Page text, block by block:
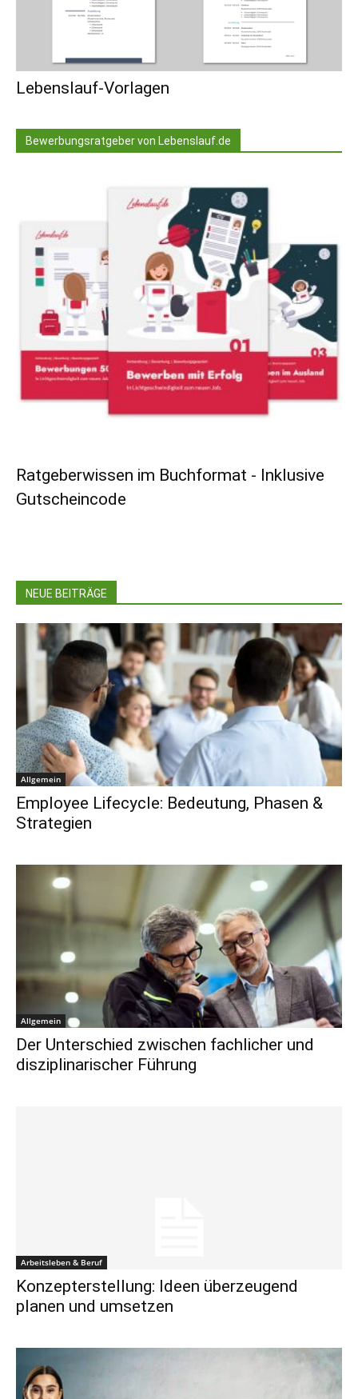
Lebenslauf-Vorlagen
Bewerbungsratgeber von Lebenslauf.de
Ratgeberwissen im Buchformat - Inklusive
Gutscheincode
NEUE BEITRÄGE
Allgemein
Employee Lifecycle: Bedeutung, Phasen &
Strategien
Allgemein
Der Unterschied zwischen fachlicher und
disziplinarischer Führung
Arbeitsleben & Beruf
Konzepterstellung: Ideen überzeugend
planen und umsetzen